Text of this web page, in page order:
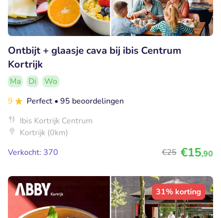
Ontbijt + glaasje cava bij ibis Centrum
Kortrijk
Ma Di
Wo
9
Perfect • 95 beoordelingen
Ibis Kortrijk Centrum
Kortrijk (0km)
Verkocht: 370
€25 €15,90
31% korting